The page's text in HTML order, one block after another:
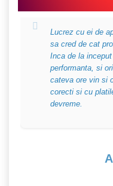
Lucrez cu ei de
sa cred de cat
Inca de la
performanta, si
cateva ore vin si
corecti si cu
devreme.